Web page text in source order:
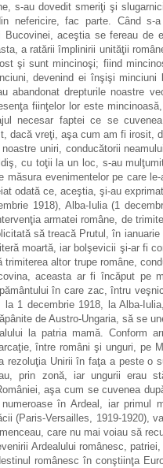
s-au dovedit smeriţi şi
nefericire, fac parte. Când
Bucovinei, aceştia se fereau
a ratării împlinirii unităţii
şi sunt mincinoşi; fiind
devenind ei înşişi
abandonat drepturile noastre
fiinţelor lor este
necesar faptei ce se
dacă vreţi, aşa cum am fi irosit,
noastre uniri, conducătorii
cu toţii la un loc, s-au
măsura evenimentelor pe care
odată ce, aceştia, şi-au
1918), Alba-Iulia (1
armatei române, de
să treacă Prutul, în
moartă, iar bolşevicii şi-ar fi
altor trupe române,
aceasta ar fi încăput pe
în care zac, întru
la 1 decembrie 1918, la Alba-
de Austro-Ungaria, să se
la patria mamă. Conform
între români şi unguri, pe
rezoluţia Unirii în faţa a peste o
prin zonă, iar ungurii erau
aşa cum se cuvenea
în Ardeal, iar
(Paris-Versailles, 1919-1920),
care nu mai voiau să
Ardealului românesc,
românesc în conştiinţa